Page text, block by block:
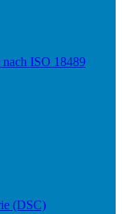
ISO 18489
(DSC)